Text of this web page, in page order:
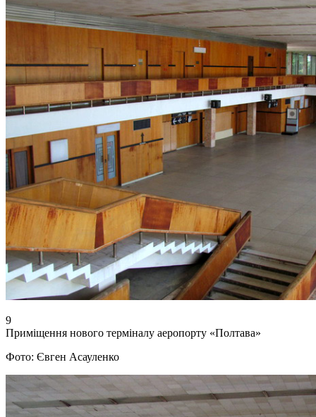
9
Приміщення нового терміналу аеропорту «Полтава»
Фото: Євген Асауленко